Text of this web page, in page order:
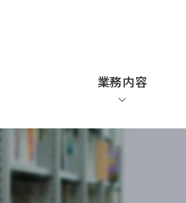
業務内容